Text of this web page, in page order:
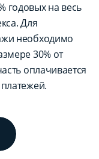
годовых на весь
Для
необходимо
30% от
оплачивается